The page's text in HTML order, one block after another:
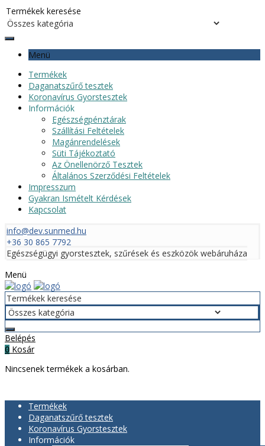
Menü
Termékek
Daganatszűrő tesztek
Koronavírus Gyorstesztek
Információk
Egészségpénztárak
Szállítási Feltételek
Magánrendelések
Süti Tájékoztató
Az Önellenörző Tesztek
Általános Szerződési Feltételek
Impresszum
Gyakran Ismételt Kérdések
Kapcsolat
info@dev.sunmed.hu
+36 30 865 7792
Egészségügyi gyorstesztek, szűrések és eszközök webáruháza
Menü
Belépés
0 Kosár
Nincsenek termékek a kosárban.
Termékek
Daganatszűrő tesztek
Koronavírus Gyorstesztek
Információk